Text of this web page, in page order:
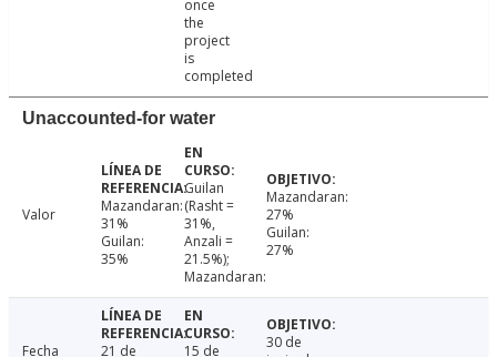
once
the
project
is
completed
Unaccounted-for water
Valor
Mazandaran:
31%
Guilan:
35%
Guilan
(Rasht =
31%,
Anzali =
21.5%);
Mazandaran:
Mazandaran:
27%
Guilan:
27%
Fecha 21 de 15 de
30 de